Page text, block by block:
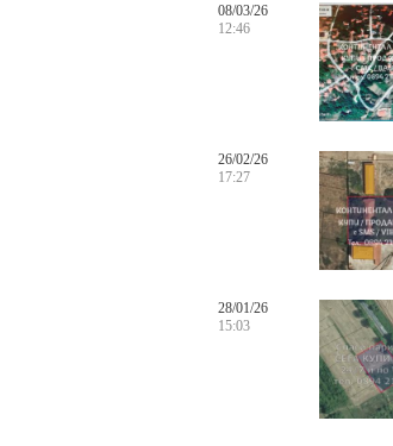
08/03/26
12:46
26/02/26
17:27
28/01/26
15:03